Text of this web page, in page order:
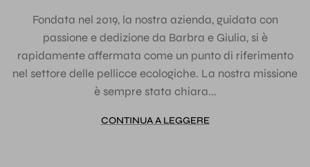
Fondata nel 2019, la nostra azienda, guidata con
passione e dedizione da Barbra e Giulia, si è
rapidamente affermata come un punto di riferimento
nel settore delle pellicce ecologiche. La nostra missione
è sempre stata chiara...
CONTINUA A LEGGERE